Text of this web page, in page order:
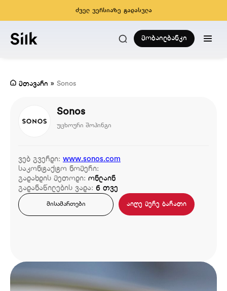
ძველ ვერსიაზე გადასვლა
მობაილბანკი
მთავარი » Sonos
Sonos
უცხოური შოპინგი
ვებ გვერდი: www.sonos.com
საკონტაქტო ნომერი:
გადახდის მეთოდი: ონლაინ
გადანაწილების ვადა: 6 თვე
მისამართები აიღე მერე ბარათი